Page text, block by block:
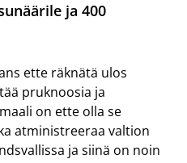
ja 400
ette räknätä ulos
pruknoosia ja
on ette olla se
atministreeraa valtion
ja siinä on noin